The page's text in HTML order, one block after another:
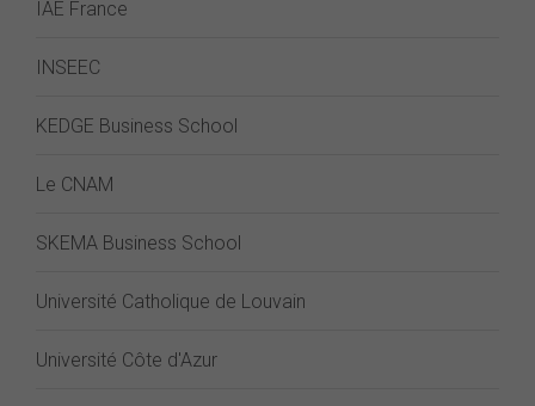
IAE France
INSEEC
KEDGE Business School
Le CNAM
SKEMA Business School
Université Catholique de Louvain
Université Côte d'Azur